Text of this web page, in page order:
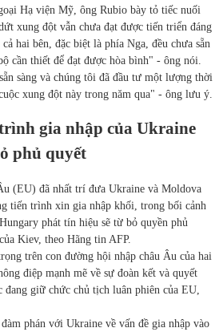
Hạ viện Mỹ, ông Rubio bày tỏ tiếc nuối
xung đột vẫn chưa đạt được tiến triển đáng
hai bên, đặc biệt là phía Nga, đều chưa sẵn
cần thiết để đạt được hòa bình" - ông nói.
sàng và chúng tôi đã đầu tư một lượng thời
xung đột này trong năm qua" - ông lưu ý.
gia nhập của Ukraine
phủ quyết
(EU) đã nhất trí đưa Ukraine và Moldova
tiến trình xin gia nhập khối, trong bối cảnh
phát tín hiệu sẽ từ bỏ quyền phủ
Kiev, theo Hãng tin AFP.
trên con đường hội nhập châu Âu của hai
điệp mạnh mẽ về sự đoàn kết và quyết
giữ chức chủ tịch luân phiên của EU,
phán với Ukraine về vấn đề gia nhập vào